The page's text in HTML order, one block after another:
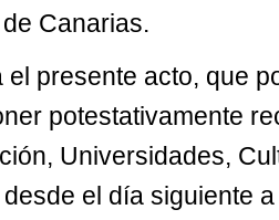
Canarias.
el presente acto, que
potestativamente
Universidades,
el día siguiente